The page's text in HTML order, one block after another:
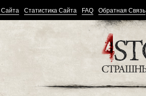
Сайта Статистика Сайта FAQ Обратная Связь